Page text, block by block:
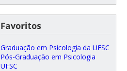
Favoritos
Graduação em Psicologia da UFSC
Pós-Graduação em Psicologia
UFSC